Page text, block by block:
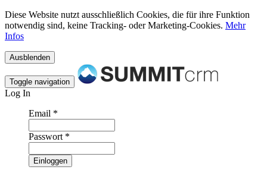
Diese Website nutzt ausschließlich Cookies, die für ihre Funktion
notwendig sind, keine Tracking- oder Marketing-Cookies. Mehr
Infos
Toggle navigation
Log In
Email *
Passwort *